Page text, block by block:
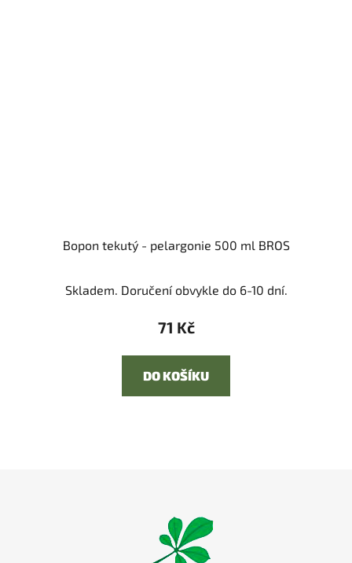
Bopon tekutý - pelargonie 500 ml BROS
Skladem. Doručení obvykle do 6-10 dní.
71 Kč
DO KOŠÍKU